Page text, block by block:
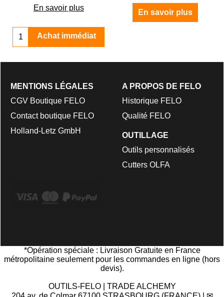
En savoir plus
Achat immédiat
En savoir plus
MENTIONS LÉGALES
CGV Boutique FELO
Contact boutique FELO
Holland-Letz GmbH
A PROPOS DE FELO
Historique FELO
Qualité FELO
OUTILLAGE
Outils personnalisés
Cutters OLFA
*Opération spéciale : Livraison Gratuite en France
métropolitaine seulement pour les commandes en ligne (hors
devis).
OUTILS-FELO | TRADE ALCHEMY